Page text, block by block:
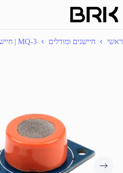
content
ראשי
חיישנים ומודלים MQ-3 | חיישן אלכוהול